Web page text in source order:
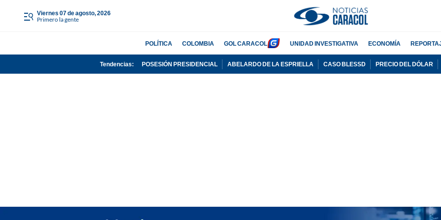
viernes 07 de agosto, 2026
Primero la gente
POLÍTICA COLOMBIA GOL CARACOL UNIDAD INVESTIGATIVA ECONOMÍA
Tendencias: POSESIÓN PRESIDENCIAL ABELARDO DE LA ESPRIELLA CASO BLESSD PRECIO DEL DÓLAR